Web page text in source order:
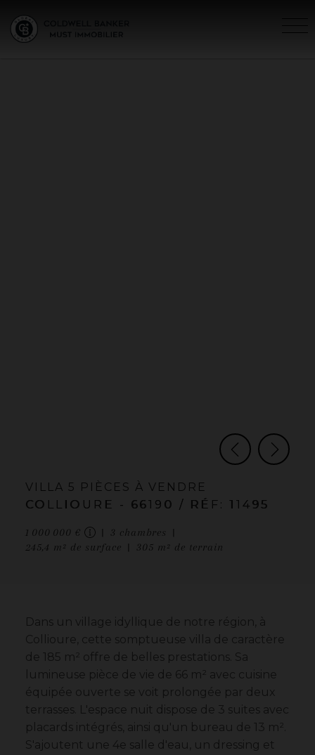
VILLA 5 PIÈCES À VENDRE
COLLIOURE
- 66190 / RÉF: 11495
1 000 000 € 3 chambres
245,4 m² de surface 305 m² de terrain
Dans un village idyllique de notre région, à
Collioure, cette somptueuse villa de caractère
de 185 m² offre de belles prestations. Sa
lumineuse pièce de vie de 66 m² avec cuisine
équipée ouverte se voit prolongée par deux
terrasses. L'espace nuit dispose de 3 suites avec
placards intégrés, ainsi qu'un bureau de 13 m².
S'ajoutent une 4e salle d'eau, un dressing et